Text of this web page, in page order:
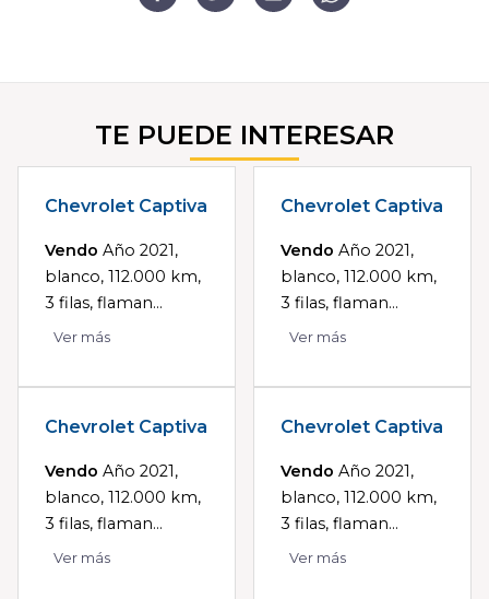
TE PUEDE INTERESAR
Chevrolet Captiva
Vendo Año 2021,
blanco, 112.000 km,
3 filas, flaman...
Ver más
Chevrolet Captiva
Vendo Año 2021,
blanco, 112.000 km,
3 filas, flaman...
Ver más
Chevrolet Captiva
Vendo Año 2021,
blanco, 112.000 km,
3 filas, flaman...
Ver más
Chevrolet Captiva
Vendo Año 2021,
blanco, 112.000 km,
3 filas, flaman...
Ver más